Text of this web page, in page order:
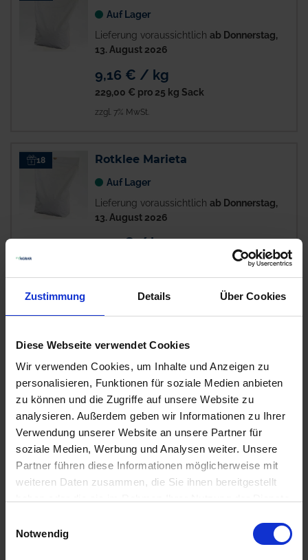
Zustimmung Details Über Cookies
Diese Webseite verwendet Cookies
Wir verwenden Cookies, um Inhalte und Anzeigen zu
personalisieren, Funktionen für soziale Medien anbieten
zu können und die Zugriffe auf unsere Website zu
analysieren. Außerdem geben wir Informationen zu Ihrer
Verwendung unserer Website an unsere Partner für
soziale Medien, Werbung und Analysen weiter. Unsere
Partner führen diese Informationen möglicherweise mit
weiteren Daten zusammen, die Sie ihnen bereitgestellt
Notwendig
Auf Lager
Lieferung voraussichtlich ab Donnerstag,
13. August 2026
9,16 € / kg
229,00 € pro 25 kg Sack
zzgl. 7% MwSt.
18 Rotklee Marieta
Auf Lager
Lieferung voraussichtlich ab Donnerstag,
13. August 2026
7,21 € / kg
zzgl. 7% MwSt.
Auf Lager
Lieferung voraussichtlich ab Donnerstag,
13. August 2026
8,95 € / kg
223,75 € pro 25 kg Sack
zzgl. 7% MwSt.
ab Donnerstag,